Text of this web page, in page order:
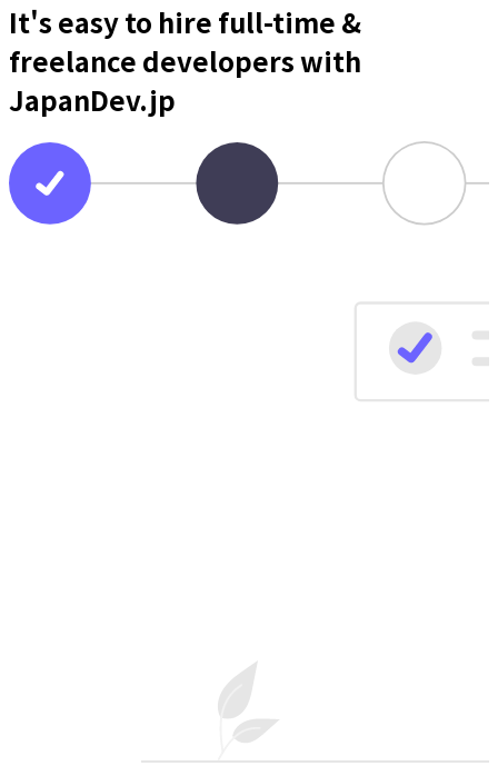
It's easy to hire full-time &
freelance developerswith
JapanDev.jp